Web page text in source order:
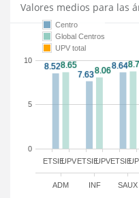
Valores medios para las
ETSIE ETSIE ETSIE
UPV UPV
ADM INF SAUX
0
5
10
Centro
Global Centros
UPV total